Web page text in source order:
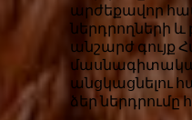
արժեքավոր
ներդրողների և
անշարժ գույք
անցկացնելու
ձեր ներդրումը